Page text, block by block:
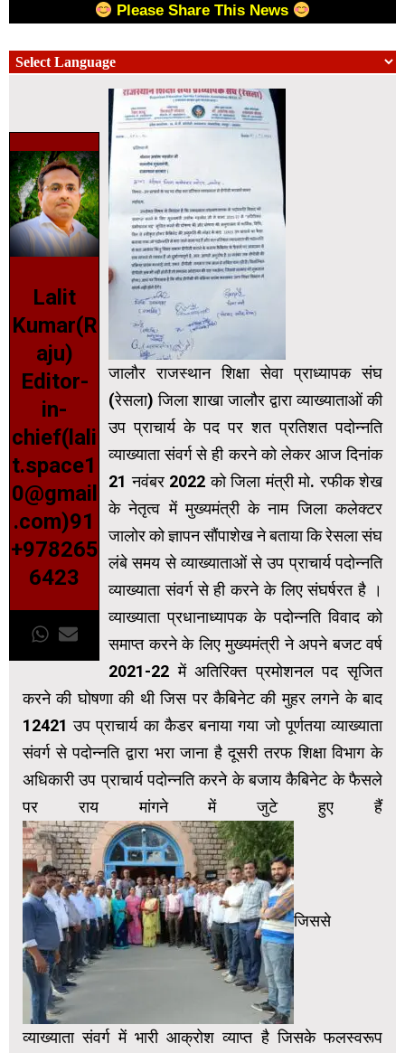
Please Share This News
Lalit
Kumar(R
aju)
Editor-
in-
chief(lali
t.space1
0@gmail
.com)91
+978265
6423
जालौर राजस्थान शिक्षा सेवा प्राध्यापक संघ
(रेसला) जिला शाखा जालौर द्वारा व्याख्याताओं की
उप प्राचार्य के पद पर शत प्रतिशत पदोन्नति
व्याख्याता संवर्ग से ही करने को लेकर आज दिनांक
21 नवंबर 2022 को जिला मंत्री मो. रफीक शेख
के नेतृत्व में मुख्यमंत्री के नाम जिला कलेक्टर
जालोर को ज्ञापन सौंपाशेख ने बताया कि रेसला संघ
लंबे समय से व्याख्याताओं से उप प्राचार्य पदोन्नति
व्याख्याता संवर्ग से ही करने के लिए संघर्षरत है ।
व्याख्याता प्रधानाध्यापक के पदोन्नति विवाद को
समाप्त करने के लिए मुख्यमंत्री ने अपने बजट वर्ष
2021-22 में अतिरिक्त प्रमोशनल पद सृजित
करने की घोषणा की थी जिस पर कैबिनेट की मुहर लगने के बाद
12421 उप प्राचार्य का कैडर बनाया गया जो पूर्णतया व्याख्याता
संवर्ग से पदोन्नति द्वारा भरा जाना है दूसरी तरफ शिक्षा विभाग के
अधिकारी उप प्राचार्य पदोन्नति करने के बजाय कैबिनेट के फैसले
पर राय मांगने में जुटे हुए हैं
जिससे
व्याख्याता संवर्ग में भारी आक्रोश व्याप्त है जिसके फलस्वरूप